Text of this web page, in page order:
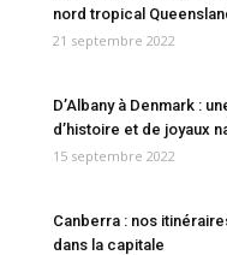
nord tropical
21 septembre 2022
D’Albany à Denmark :
d’histoire et de joyaux
15 septembre 2022
Canberra : nos
dans la capitale